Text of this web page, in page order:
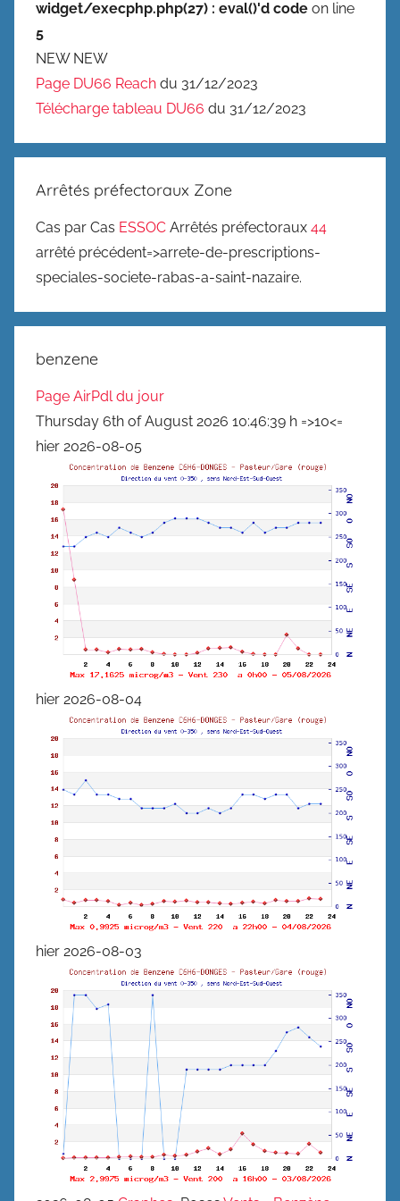
widget/execphp.php(27) : eval()'d code on line
5
NEW NEW
Page DU66 Reach du 31/12/2023
Télécharge tableau DU66 du 31/12/2023
Arrêtés préfectoraux Zone
Cas par Cas ESSOC Arrêtés préfectoraux 44
arrêté précédent=>arrete-de-prescriptions-
speciales-societe-rabas-a-saint-nazaire.
benzene
Page AirPdl du jour
Thursday 6th of August 2026 10:46:39 h =>10<=
hier 2026-08-05
hier 2026-08-04
hier 2026-08-03